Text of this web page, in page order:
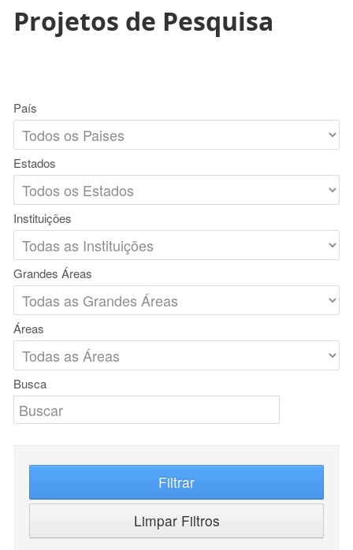
Projetos de Pesquisa
País
Estados
Instituições
Grandes Áreas
Áreas
Busca
Filtrar
Limpar Filtros